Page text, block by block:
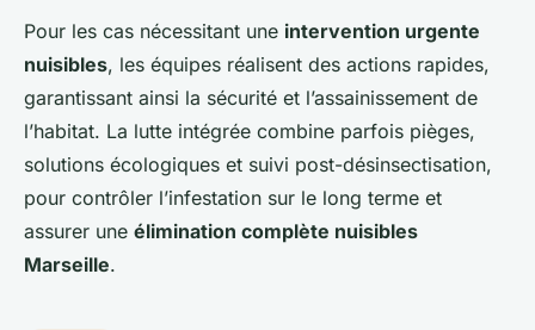
Pour les cas nécessitant une intervention urgente
nuisibles, les équipes réalisent des actions rapides,
garantissant ainsi la sécurité et l’assainissement de
l’habitat. La lutte intégrée combine parfois pièges,
solutions écologiques et suivi post-désinsectisation,
pour contrôler l’infestation sur le long terme et
assurer une élimination complète nuisibles
Marseille.